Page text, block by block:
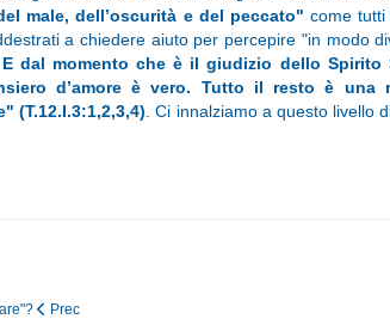
male, dell’oscurità e del peccato" come
a chiedere aiuto per percepire "in modo
dal momento che è il giudizio dello Spirito
d’amore è vero. Tutto il resto è una
(T.12.I.3:1,2,3,4) . Ci innalziamo a questo livello
Prec